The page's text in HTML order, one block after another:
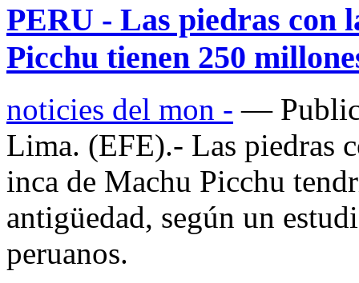
PERU - Las piedras con
Picchu tienen 250
noticies del mon - —
Lima. (EFE).- Las piedras
inca de Machu Picchu
antigüedad, según un
peruanos.